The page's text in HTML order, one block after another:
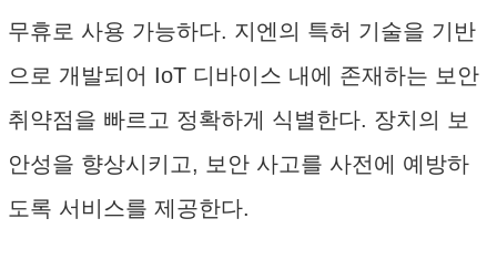
무휴로 사용 가능하다. 지엔의 특허 기술을 기반
으로 개발되어 IoT 디바이스 내에 존재하는 보안
취약점을 빠르고 정확하게 식별한다. 장치의 보
안성을 향상시키고, 보안 사고를 사전에 예방하
도록 서비스를 제공한다.